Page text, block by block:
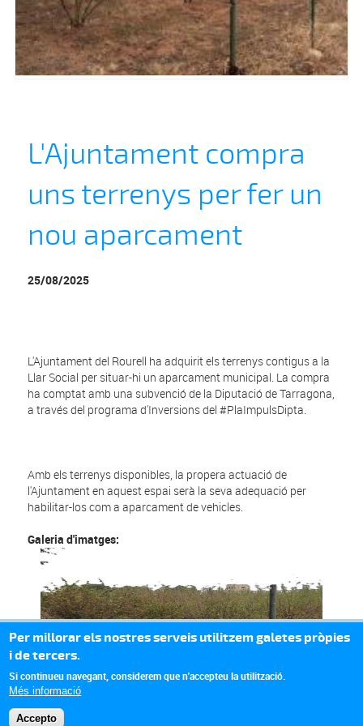
L'Ajuntament compra
uns terrenys per fer un
nou aparcament
25/08/2025
L'Ajuntament del Rourell ha adquirit els terrenys contigus a la
Llar Social per situar-hi un aparcament municipal. La compra
ha comptat amb una subvenció de la Diputació de Tarragona,
a través del programa d'Inversions del #PlaImpulsDipta.
Amb els terrenys disponibles, la propera actuació de
l'Ajuntament en aquest espai serà la seva adequació per
habilitar-los com a aparcament de vehicles.
Galeria d'imatges:
Per millorar els nostres serveis utilitzem galetes pròpies
i de tercers.
Si continueu navegant, considerem que n'accepteu la utilització.
Més informació
Accepto